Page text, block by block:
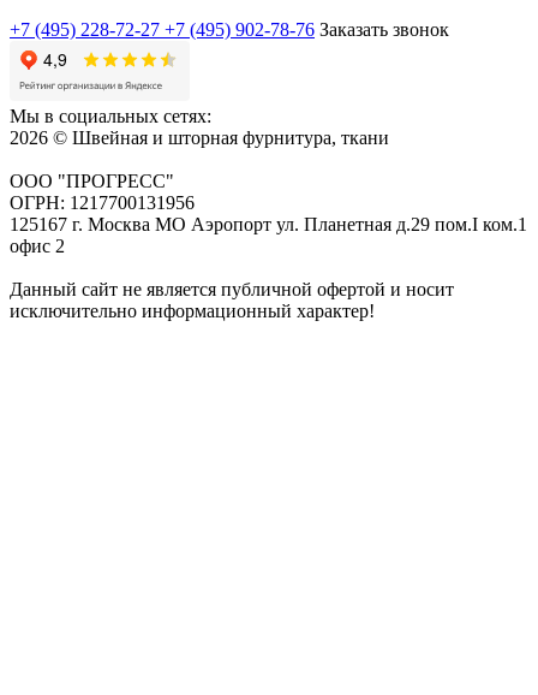
+7 (495) 228-72-27 +7 (495) 902-78-76 Заказать звонок
Мы в социальных сетях:
2026 © Швейная и шторная фурнитура, ткани
ООО "ПРОГРЕСС"
ОГРН: 1217700131956
125167 г. Москва МО Аэропорт ул. Планетная д.29 пом.I ком.1
офис 2
Данный сайт не является публичной офертой и носит
исключительно информационный характер!